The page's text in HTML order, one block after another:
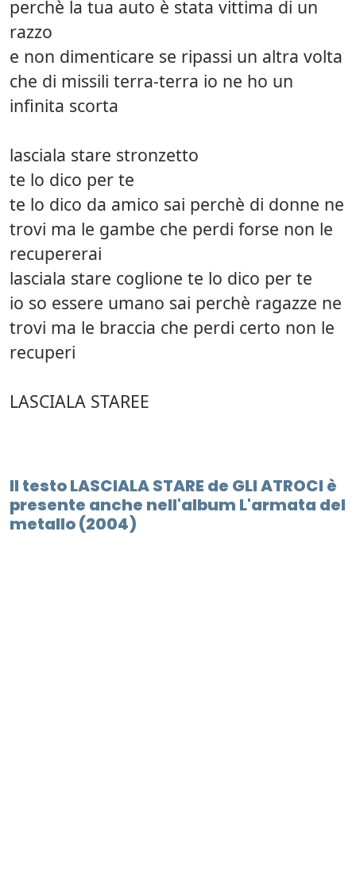
perchè la tua auto è stata vittima di un
razzo
e non dimenticare se ripassi un altra volta
che di missili terra-terra io ne ho un
infinita scorta
lasciala stare stronzetto
te lo dico per te
te lo dico da amico sai perchè di donne ne
trovi ma le gambe che perdi forse non le
recupererai
lasciala stare coglione te lo dico per te
io so essere umano sai perchè ragazze ne
trovi ma le braccia che perdi certo non le
recuperi
LASCIALA STAREE
Il testo LASCIALA STARE de GLI ATROCI è
presente anche nell'album L'armata del
metallo (2004)